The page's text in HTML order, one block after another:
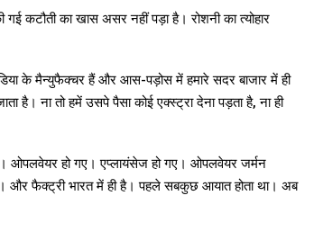
कटौती का खास असर नहीं पड़ा है। रोशनी का त्योहार
के मैन्युफैक्चर हैं और आस-पड़ोस में हमारे सदर बाजार में ही
ना तो हमें उसपे पैसा कोई एक्स्ट्रा देना पड़ता है, ना ही
ओपलवेयर हो गए। एप्लायंसेज हो गए। ओपलवेयर जर्मन
और फैक्ट्री भारत में ही है। पहले सबकुछ आयात होता था। अब